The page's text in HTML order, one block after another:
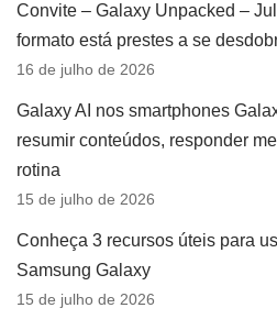
Convite – Galaxy Unpacked –
formato está prestes a se
16 de julho de 2026
Galaxy AI nos smartphones
resumir conteúdos, responder
rotina
15 de julho de 2026
Conheça 3 recursos úteis para
Samsung Galaxy
15 de julho de 2026